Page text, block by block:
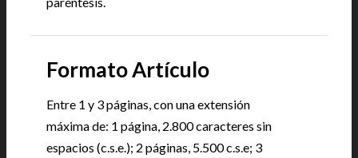
Formato Artículo
Entre 1 y 3 páginas, con una extensión
máxima de: 1 página, 2.800 caracteres sin
espacios (c.s.e.); 2 páginas, 5.500 c.s.e; 3